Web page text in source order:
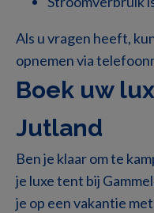
Kookgerei
Alles staat klaar bij
mee te nemen.
Dat maakt kamperen
gemakkelijk als
Als u vragen heeft,
opnemen via
Boek uw
Jutland
Ben je klaar om te
je luxe tent bij
je op een vakantie